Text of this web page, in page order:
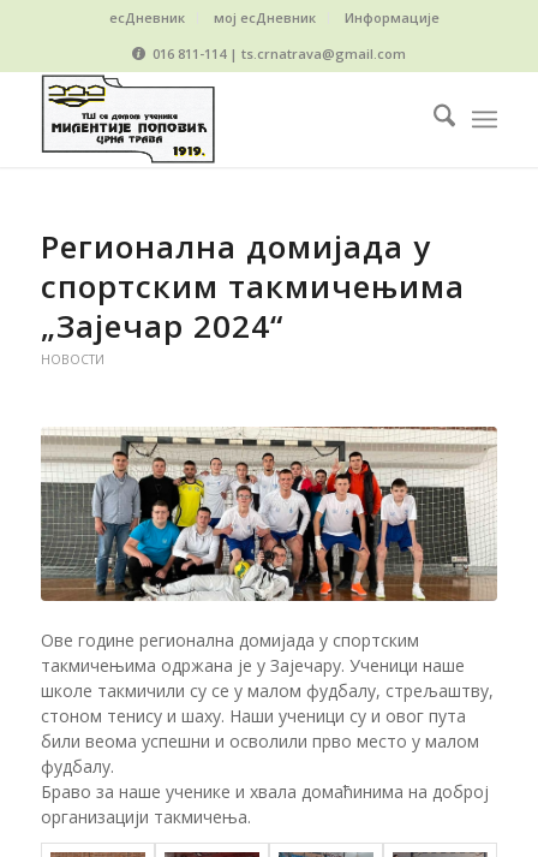
есДневник мој есДневник
Информације
016 811-114 | ts.crnatrava@gmail.com
Регионална домијада у
спортским такмичењима
„Зајечар 2024“
НОВОСТИ
Ове године регионална домијада у спортским
такмичењима одржана је у Зајечару. Ученици наше
школе такмичили су се у малом фудбалу, стрељаштву,
стоном тенису и шаху. Наши ученици су и овог пута
били веома успешни и осволили прво место у малом
фудбалу.
Браво за наше ученике и хвала домаћинима на доброј
организацији такмичења.